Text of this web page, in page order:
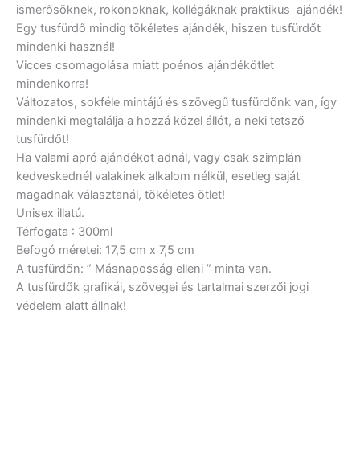
ismerősöknek, rokonoknak, kollégáknak praktikus ajándék!
Egy tusfürdő mindig tökéletes ajándék, hiszen tusfürdőt
mindenki használ!
Vicces csomagolása miatt poénos ajándékötlet
mindenkorra!
Változatos, sokféle mintájú és szövegű tusfürdőnk van, így
mindenki megtalálja a hozzá közel állót, a neki tetsző
tusfürdőt!
Ha valami apró ajándékot adnál, vagy csak szimplán
kedveskednél valakinek alkalom nélkül, esetleg saját
magadnak választanál, tökéletes ötlet!
Unisex illatú.
Térfogata : 300ml
Befogó méretei: 17,5 cm x 7,5 cm
A tusfürdőn: ” Másnaposság elleni ” minta van.
A tusfürdők grafikái, szövegei és tartalmai szerzői jogi
védelem alatt állnak!